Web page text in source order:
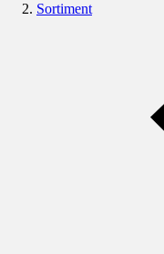
Sortiment